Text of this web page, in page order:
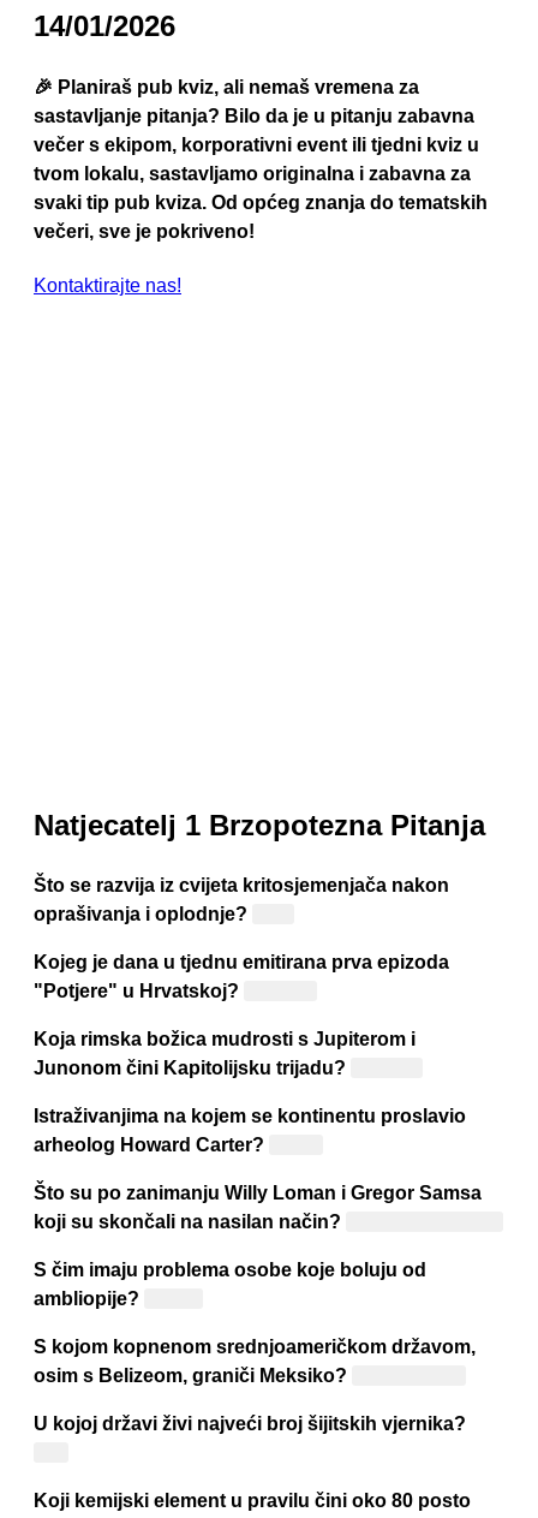
14/01/2026
🎉 Planiraš pub kviz, ali nemaš vremena za
sastavljanje pitanja? Bilo da je u pitanju zabavna
večer s ekipom, korporativni event ili tjedni kviz u
tvom lokalu, sastavljamo originalna i zabavna za
svaki tip pub kviza. Od općeg znanja do tematskih
večeri, sve je pokriveno!
Kontaktirajte nas!
Natjecatelj 1 Brzopotezna Pitanja
Što se razvija iz cvijeta kritosjemenjača nakon
oprašivanja i oplodnje?
Kojeg je dana u tjednu emitirana prva epizoda
"Potjere" u Hrvatskoj?
Koja rimska božica mudrosti s Jupiterom i
Junonom čini Kapitolijsku trijadu?
Istraživanjima na kojem se kontinentu proslavio
arheolog Howard Carter?
Što su po zanimanju Willy Loman i Gregor Samsa
koji su skončali na nasilan način?
S čim imaju problema osobe koje boluju od
ambliopije?
S kojom kopnenom srednjoameričkom državom,
osim s Belizeom, graniči Meksiko?
U kojoj državi živi najveći broj šijitskih vjernika?
Koji kemijski element u pravilu čini oko 80 posto